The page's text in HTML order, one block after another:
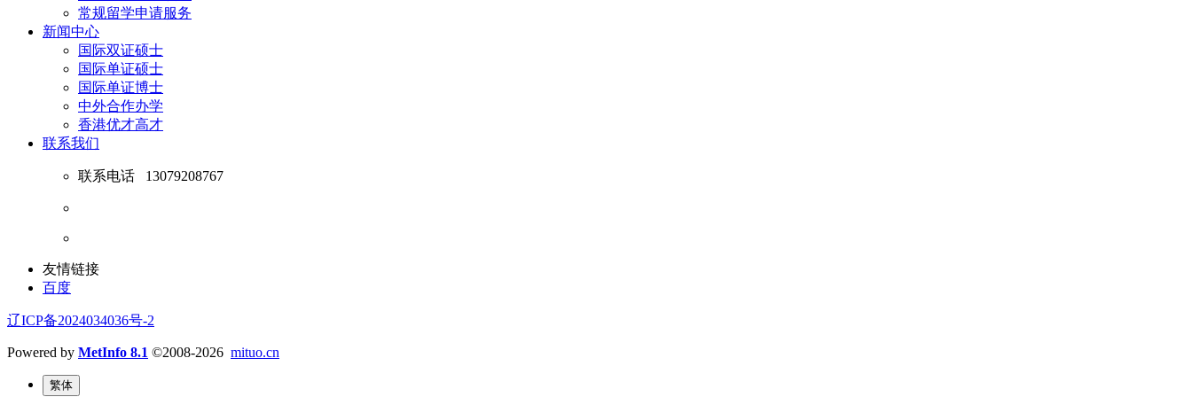
常规留学申请服务
新闻中心
国际双证硕士
国际单证硕士
国际单证博士
中外合作办学
香港优才高才
联系我们
联系电话 13079208767
友情链接
百度
辽ICP备2024034036号-2
Powered by MetInfo 8.1 ©2008-2026 mituo.cn
繁体